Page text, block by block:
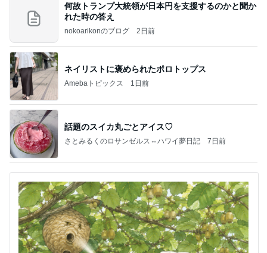
何故トランプ大統領が日本円を支援するのかと聞か
れた時の答え
nokoarikonのブログ 2日前
ネイリストに褒められたポロトップス
Amebaトピックス 1日前
話題のスイカ丸ごとアイス♡
さとみるくのロサンゼルス⇔ハワイ夢日記 7日前